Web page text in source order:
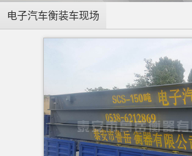
电子汽车衡装车现场